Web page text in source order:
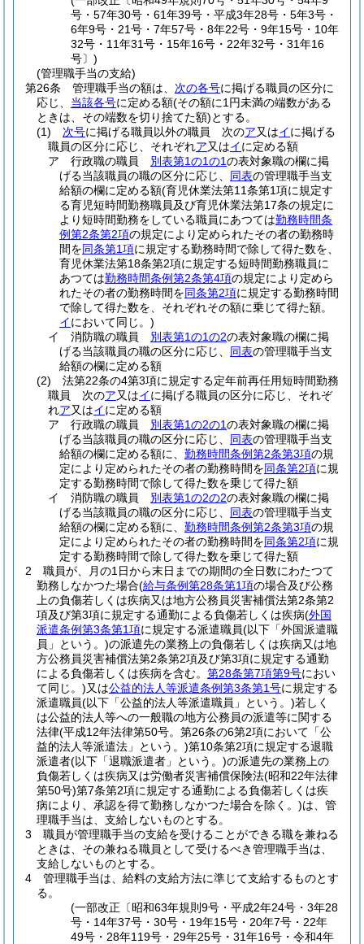
号・57年30号・61年39号・平成3年28号・5年3号・
6年9号・21号・7年57号・8年22号・9年15号・10年
32号・11年31号・15年16号・22年32号・31年16
号〕)
(管理職手当の支給)
第26条
管理職手当の額は、 次の各号に掲げる職員の区分に
応じ、 当該各号に定める額(その額に1円未満の端数がある
ときは、その端数を切り捨てた額)とする。
(1)
次号に掲げる職員以外の職員 次のア又はイに掲げる
職員の区分に応じ、それぞれア又はイに定める額
ア
行政職の職員 別表第1の1の1の表対象職の欄に掲
げる当該職員の職の区分に応じ、 同表の管理職手当支
給額の欄に定める額(育児休業法第11条第1項に規定す
る育児短時間勤務職員及び育児休業法第17条の規定に
より短時間勤務をしている職員にあつては勤務時間条
例第2条第2項の規定により定められたその者の勤務時
間を同条第1項に規定する勤務時間で除して得た数を、
育児休業法第18条第2項に規定する短時間勤務職員に
あつては勤務時間条例第2条第4項の規定により定めら
れたその者の勤務時間を同条第2項に規定する勤務時間
で除して得た数を、それぞれその額に乗じて得た額。
イにおいて同じ。)
イ
消防職の職員 別表第1の1の2の表対象職の欄に掲
げる当該職員の職の区分に応じ、 同表の管理職手当支
給額の欄に定める額
(2)
法第22条の4第3項に規定する定年前再任用短時間勤務
職員 次のア又はイに掲げる職員の区分に応じ、それぞ
れア又はイに定める額
ア
行政職の職員 別表第1の2の1の表対象職の欄に掲
げる当該職員の職の区分に応じ、 同表の管理職手当支
給額の欄に定める額に、 勤務時間条例第2条第3項の規
定により定められたその者の勤務時間を同条第2項に規
定する勤務時間で除して得た数を乗じて得た額
イ
消防職の職員 別表第1の2の2の表対象職の欄に掲
げる当該職員の職の区分に応じ、 同表の管理職手当支
給額の欄に定める額に、 勤務時間条例第2条第3項の規
定により定められたその者の勤務時間を同条第2項に規
定する勤務時間で除して得た数を乗じて得た額
2
職員が、月の1日から末日までの期間の全日数にわたつて
勤務しなかつた場合(給与条例第28条第1項の場合及び公務
上の負傷若しくは疾病又は地方公務員災害補償法第2条第2
項及び第3項に規定する通勤による負傷若しくは疾病(外国
派遣条例第3条第1項に規定する派遣職員(以下「外国派遣職
員」という。)の派遣先の業務上の負傷若しくは疾病又は地
方公務員災害補償法第2条第2項及び第3項に規定する通勤
による負傷若しくは疾病を含む。 第28条第7項第9号におい
て同じ。)又は公益的法人等派遣条例第3条第1号に規定する
派遣職員(以下「公益的法人等派遣職員」という。)若しく
は公益的法人等への一般職の地方公務員の派遣等に関する
法律(平成12年法律第50号。第26条の6第2項において「公
益的法人等派遣法」という。)第10条第2項に規定する退職
派遣者(以下「退職派遣者」という。)の派遣先の業務上の
負傷若しくは疾病又は労働者災害補償保険法(昭和22年法律
第50号)第7条第2項に規定する通勤による負傷若しくは疾
病により、承認を得て勤務しなかつた場合を除く。)は、管
理職手当は、支給しないものとする。
3
職員が管理職手当の支給を受けることができる職を兼ねる
ときは、その兼ねる職員として受けるべき管理職手当は、
支給しないものとする。
4
管理職手当は、給料の支給方法に準じて支給するものとす
る。
(一部改正〔昭和63年規則9号・平成2年24号・3年28
号・14年37号・30号・19年15号・20年7号・22年
49号・28年119号・29年25号・31年16号・令和4年